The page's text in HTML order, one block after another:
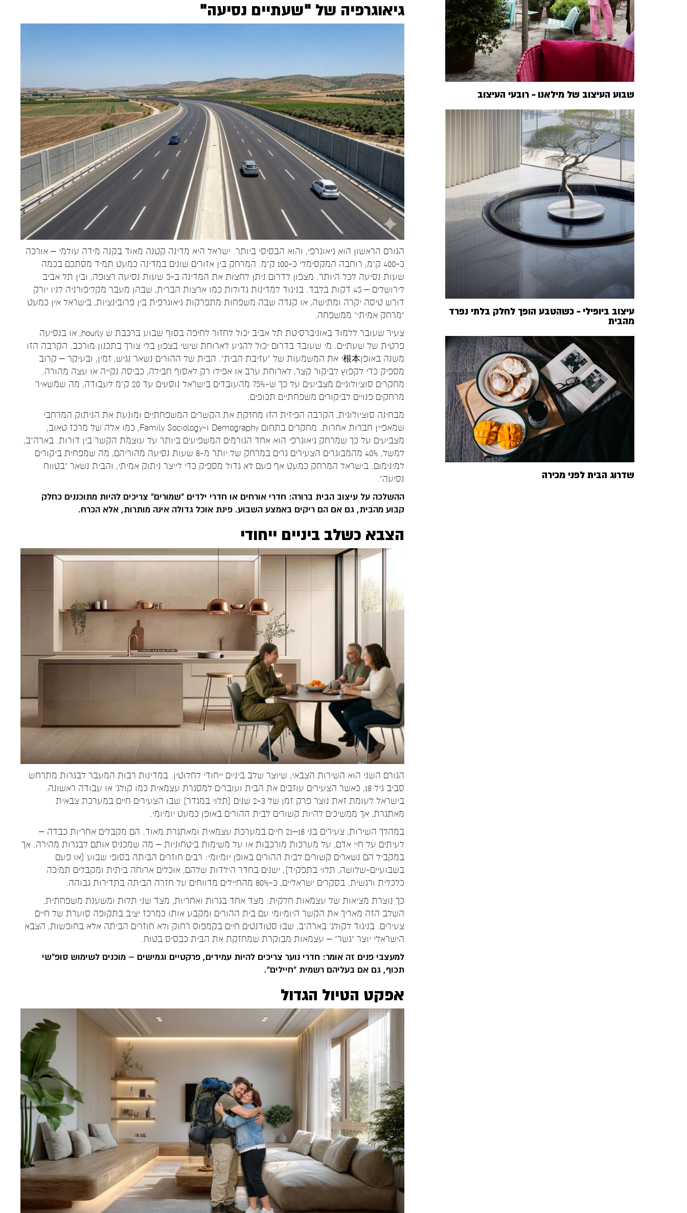
שבוע העיצוב של מילאנו – רובעי העיצוב
עיצוב ביופילי – כשהטבע הופך לחלק בלתי נפרד
מהבית
שדרוג הבית לפני מכירה
גיאוגרפיה של "שעתיים נסיעה"
הגורם הראשון הוא גיאוגרפי, והוא הבסיסי ביותר. ישראל היא מדינה קטנה מאוד בקנה מידה עולמי – אורכה
כ-400 ק"מ, רוחבה המקסימלי כ-100 ק"מ. המרחק בין אזורים שונים במדינה כמעט תמיד מסתכם בכמה
שעות נסיעה לכל היותר. מצפון לדרום ניתן לחצות את המדינה ב-5 שעות נסיעה רצופה, ובין תל אביב
לירושלים – 45 דקות בלבד. בניגוד למדינות גדולות כמו ארצות הברית, שבהן מעבר מקליפורניה לניו יורק
דורש טיסה יקרה ומתישה, או קנדה שבה משפחות מתפרקות גיאוגרפית בין פרובינציות, בישראל אין כמעט
"מרחק אמיתי" ממשפחה.
צעיר שעובר ללמוד באוניברסיטת תל אביב יכול לחזור לחיפה בסוף שבוע ברכבת ש hourly, או בנסיעה
פרטית של שעתיים. מי שעובד בדרום יכול להגיע לארוחת שישי בצפון בלי צורך בתכנון מורכב. הקרבה הזו
משנה באופן根本י את המשמעות של "עזיבת הבית". הבית של ההורים נשאר נגיש, זמין, ובעיקר – קרוב
מספיק כדי לקפוץ לביקור קצר, לארוחת ערב או אפילו רק לאסוף חבילה, כביסה נקייה או עצה מהורה.
מחקרים סוציולוגיים מצביעים על כך ש-75% מהעובדים בישראל נוסעים עד 20 ק"מ לעבודה, מה שמשאיר
מרחקים פנויים לביקורים משפחתיים תכופים.
מבחינה סוציולוגית, הקרבה הפיזית הזו מחזקת את הקשרים המשפחתיים ומונעת את הניתוק המרחבי
שמאפיין חברות אחרות. מחקרים בתחום Demography ו-Family Sociology, כמו אלה של מרכז טאוב,
מצביעים על כך שמרחק גיאוגרפי הוא אחד הגורמים המשפיעים ביותר על עוצמת הקשר בין דורות. בארה"ב,
למשל, 40% מהמבוגרים הצעירים גרים במרחק של יותר מ-8 שעות נסיעה מהוריהם, מה שמפחית ביקורים
למינימום. בישראל המרחק כמעט אף פעם לא גדול מספיק כדי לייצר ניתוק אמיתי, והבית נשאר "בטווח
נסיעה".
ההשלכה על עיצוב הבית ברורה: חדרי אורחים או חדרי ילדים "שמורים" צריכים להיות מתוכננים כחלק
קבוע מהבית, גם אם הם ריקים באמצע השבוע. פינת אוכל גדולה אינה מותרות, אלא הכרח.
הצבא כשלב ביניים ייחודי
הגורם השני הוא השירות הצבאי, שיוצר שלב ביניים ייחודי לחלוטין. במדינות רבות המעבר לבגרות מתרחש
סביב גיל 18, כאשר הצעירים עוזבים את הבית ועוברים למסגרת עצמאית כמו קולג' או עבודה ראשונה.
בישראל לעומת זאת נוצר פרק זמן של 2-3 שנים (תלוי במגדר) שבו הצעירים חיים במערכת צבאית
מאתגרת, אך ממשיכים להיות קשורים לבית ההורים באופן כמעט יומיומי.
במהלך השירות, צעירים בני 18–21 חיים במערכת עצמאית ומאתגרת מאוד. הם מקבלים אחריות כבדה –
לעיתים על חיי אדם, על מערכות מורכבות או על משימות ביטחוניות – מה שמכניס אותם לבגרות מהירה. אך
במקביל הם נשארים קשורים לבית ההורים באופן יומיומי: רבים חוזרים הביתה בסופי שבוע (או פעם
בשבועיים-שלושה, תלוי בתפקיד), ישנים בחדר הילדות שלהם, אוכלים ארוחה ביתית ומקבלים תמיכה
כלכלית ורגשית. בסקרים ישראליים, כ-80% מהחיילים מדווחים על חזרה הביתה בתדירות גבוהה.
כך נוצרת מציאות של עצמאות חלקית: מצד אחד בגרות ואחריות, מצד שני תלות ומשענת משפחתית.
השלב הזה מאריך את הקשר היומיומי עם בית ההורים ומקבע אותו כמרכז יציב בתקופה סוערת של חיים
צעירים. בניגוד לקולג' בארה"ב, שבו סטודנטים חיים בקמפוס רחוק ולא חוזרים הביתה אלא בחופשות, הצבא
הישראלי יוצר "גשר" – עצמאות מבוקרת שמחזקת את הבית כבסיס בטוח.
למעצבי פנים זה אומר: חדרי נוער צריכים להיות עמידים, פרקטיים וגמישים – מוכנים לשימוש סופ"שי
תכוף, גם אם בעליהם רשמית "חיילים".
אפקט הטיול הגדול